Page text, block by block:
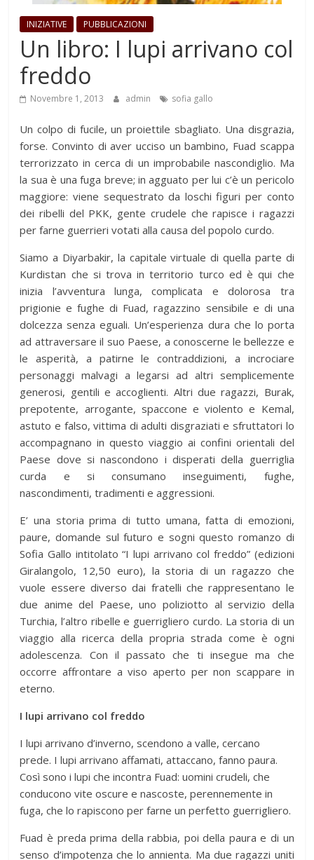
INIZIATIVE PUBBLICAZIONI
Un libro: I lupi arrivano col
freddo
Novembre 1, 2013 admin sofia gallo
Un colpo di fucile, un proiettile sbagliato. Una disgrazia,
forse. Convinto di aver ucciso un bambino, Fuad scappa
terrorizzato in cerca di un improbabile nascondiglio. Ma
la sua è una fuga breve; in agguato per lui c’è un pericolo
maggiore: viene sequestrato da loschi figuri per conto
dei ribelli del PKK, gente crudele che rapisce i ragazzi
per farne guerrieri votati alla causa del popolo curdo.
Siamo a Diyarbakir, la capitale virtuale di quella parte di
Kurdistan che si trova in territorio turco ed è qui che
inizia l’avventura lunga, complicata e dolorosa tra
prigionie e fughe di Fuad, ragazzino sensibile e di una
dolcezza senza eguali. Un’esperienza dura che lo porta
ad attraversare il suo Paese, a conoscerne le bellezze e
le asperità, a patirne le contraddizioni, a incrociare
personaggi malvagi a legarsi ad altri semplicemente
generosi, gentili e accoglienti. Altri due ragazzi, Burak,
prepotente, arrogante, spaccone e violento e Kemal,
astuto e falso, vittima di adulti disgraziati e sfruttatori lo
accompagnano in questo viaggio ai confini orientali del
Paese dove si nascondono i disperati della guerriglia
curda e si consumano inseguimenti, fughe,
nascondimenti, tradimenti e aggressioni.
E’ una storia prima di tutto umana, fatta di emozioni,
paure, domande sul futuro e sogni questo romanzo di
Sofia Gallo intitolato “I lupi arrivano col freddo” (edizioni
Giralangolo, 12,50 euro), la storia di un ragazzo che
vuole essere diverso dai fratelli che rappresentano le
due anime del Paese, uno poliziotto al servizio della
Turchia, l’altro ribelle e guerrigliero curdo. La storia di un
viaggio alla ricerca della propria strada come è ogni
adolescenza. Con il passato che ti insegue ma che
occorre affrontare a viso aperto per non scappare in
eterno.
I lupi arrivano col freddo
I lupi arrivano d’inverno, scendono a valle, cercano
prede. I lupi arrivano affamati, attaccano, fanno paura.
Così sono i lupi che incontra Fuad: uomini crudeli, che
conducono vite oscure e nascoste, perennemente in
fuga, che lo rapiscono per farne un perfetto guerrigliero.
Fuad è preda prima della rabbia, poi della paura e di un
senso d’impotenza che lo annienta. Ma due ragazzi uniti